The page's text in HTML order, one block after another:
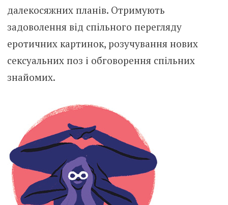
далекосяжних планів. Отримують
задоволення від спільного перегляду
еротичних картинок, розучування нових
сексуальних поз і обговорення спільних
знайомих.